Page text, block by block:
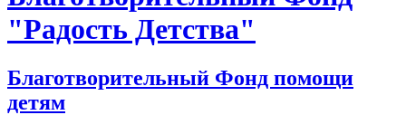
"Радость Детства"
Благотворительный Фонд помощи
детям